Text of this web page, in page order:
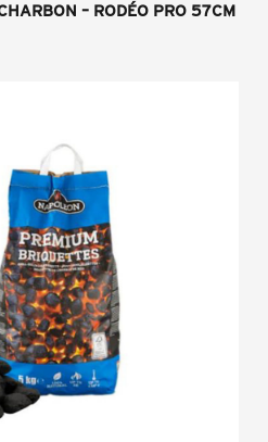
– RODÉO PRO 57CM